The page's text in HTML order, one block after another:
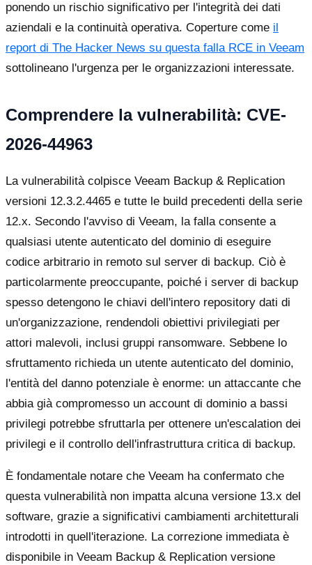
ponendo un rischio significativo per l'integrità dei dati
aziendali e la continuità operativa. Coperture come il
report di The Hacker News su questa falla RCE in Veeam
sottolineano l'urgenza per le organizzazioni interessate.
Comprendere la vulnerabilità: CVE-
2026-44963
La vulnerabilità colpisce Veeam Backup & Replication
versioni 12.3.2.4465 e tutte le build precedenti della serie
12.x. Secondo l'avviso di Veeam, la falla consente a
qualsiasi utente autenticato del dominio di eseguire
codice arbitrario in remoto sul server di backup. Ciò è
particolarmente preoccupante, poiché i server di backup
spesso detengono le chiavi dell'intero repository dati di
un'organizzazione, rendendoli obiettivi privilegiati per
attori malevoli, inclusi gruppi ransomware. Sebbene lo
sfruttamento richieda un utente autenticato del dominio,
l'entità del danno potenziale è enorme: un attaccante che
abbia già compromesso un account di dominio a bassi
privilegi potrebbe sfruttarla per ottenere un'escalation dei
privilegi e il controllo dell'infrastruttura critica di backup.
È fondamentale notare che Veeam ha confermato che
questa vulnerabilità non impatta alcuna versione 13.x del
software, grazie a significativi cambiamenti architetturali
introdotti in quell'iterazione. La correzione immediata è
disponibile in Veeam Backup & Replication versione